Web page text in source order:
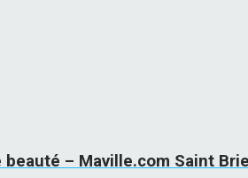
– Maville.com Saint